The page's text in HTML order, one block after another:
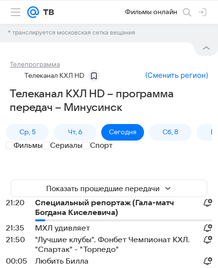
Фильмы онлайн
* транслируется московская сетка вещания
Телепрограмма
Телеканал КХЛ HD (Сменить регион)
Телеканал КХЛ HD – программа
передач – Минусинск
Ср, 5 Чт, 6 Сегодня Сб, 8
Фильмы Сериалы Спорт
Показать прошедшие передачи
21:20
Специальный репортаж (Гала-матч
Богдана Киселевича)
21:35
МХЛ удивляет
21:50
"Лучшие клубы". Фонбет Чемпионат КХЛ.
"Спартак" - "Торпедо"
00:05
Любить Билла